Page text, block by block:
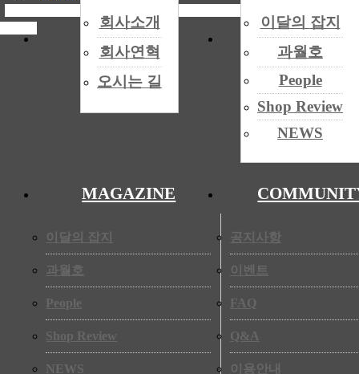
회사소개
회사연혁
오시는 길
이달의 잡지
과월호
People
Shop Review
NEWS
신간 일반 도서
MAGAZINE
이달의 잡지
과월호
People
Shop Review
NEWS
공지사항
이벤트
FAQ
Q&A
이용안내
◀
People
Shop Review
Shop Review ◀
NEWS◀
[국내뉴스] 엘리제 최형
리자 [ 2022-08-31